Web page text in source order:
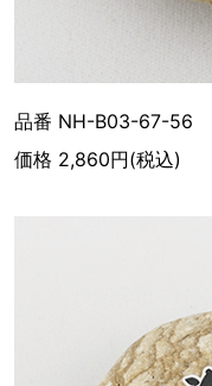
品番 NH-B03-67-56
価格 2,860円(税込)